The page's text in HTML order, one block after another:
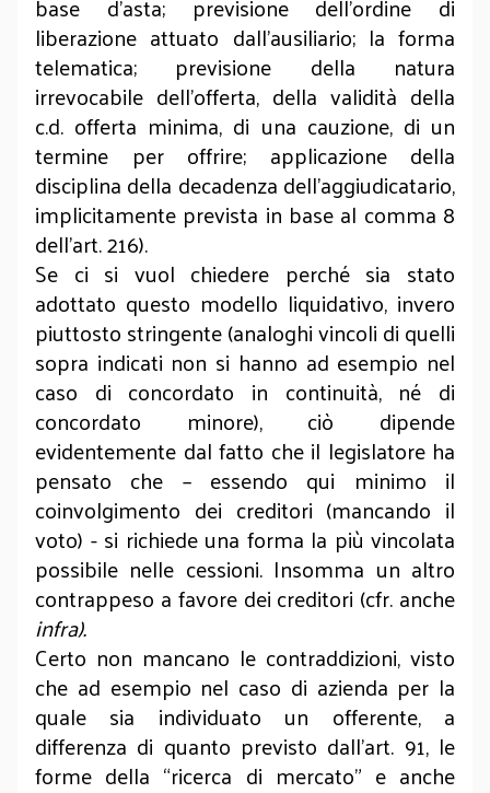
liberazione attuato dall’ausiliario; la forma
telematica; previsione della natura
irrevocabile dell’offerta, della validità della
c.d. offerta minima, di una cauzione, di un
termine per offrire; applicazione della
disciplina della decadenza dell’aggiudicatario,
implicitamente prevista in base al comma 8
dell’art. 216).
Se ci si vuol chiedere perché sia stato
adottato questo modello liquidativo, invero
piuttosto stringente (analoghi vincoli di quelli
sopra indicati non si hanno ad esempio nel
caso di concordato in continuità, né di
concordato minore), ciò dipende
evidentemente dal fatto che il legislatore ha
pensato che – essendo qui minimo il
coinvolgimento dei creditori (mancando il
voto) - si richiede una forma la più vincolata
possibile nelle cessioni. Insomma un altro
contrappeso a favore dei creditori (cfr. anche
infra).
Certo non mancano le contraddizioni, visto
che ad esempio nel caso di azienda per la
quale sia individuato un offerente, a
differenza di quanto previsto dall’art. 91, le
forme della “ricerca di mercato” e anche